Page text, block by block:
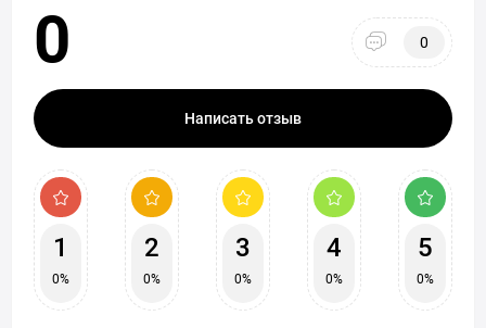
0 0
Написать отзыв
1
0%
2
0%
3
0%
4
0%
5
0%